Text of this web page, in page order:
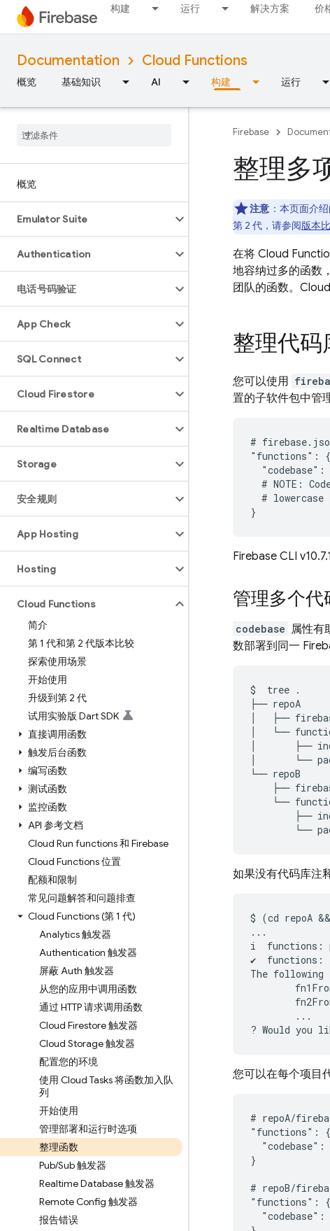
构建 运行 解决方案 价
Documentation Cloud Functions
概览 基础知识 AI 构建 运行
概览
Emulator Suite
Authentication
电话号码验证
App Check
SQL Connect
Cloud Firestore
Realtime Database
Storage
安全规则
App Hosting
Hosting
Cloud Functions
简介
第 1 代和第 2 代版本比较
探索使用场景
开始使用
升级到第 2 代
试用实验版 Dart SDK
直接调用函数
触发后台函数
编写函数
测试函数
监控函数
API 参考文档
Cloud Run functions 和 Firebase
Cloud Functions 位置
配额和限制
常见问题解答和问题排查
Cloud Functions (第 1 代)
Analytics 触发器
Authentication 触发器
屏蔽 Auth 触发器
从您的应用中调用函数
通过 HTTP 请求调用函数
Cloud Firestore 触发器
Cloud Storage 触发器
配置您的环境
使用 Cloud Tasks 将函数加入队
列
开始使用
管理部署和运行时选项
整理函数
Pub/Sub 触发器
Realtime Database 触发器
Remote Config 触发器
报告错误
Firebase
整理多
注意 ： 本页面介
第 2 代，请参阅版本
在将 Cloud
地容纳过多的函数
团队的函数。
整理代码
您可以使用
置的子软件包中管
#
"functions": {
"codebase":
# NOTE:
# lowercase
Firebase CLI
管理多个代
codebase 属性有
数部署到同一
$ tree .
├── repoA
├──
└──
├──
└──
└──
├──
└──
├──
└──
如果没有代码库注
$ (cd repoA &&
...
i
functions :
✔
functions :
The following
...
? Would you
您可以在每个项目
# repoA/
"functions": {
"codebase":
}
# repoB/
"functions": {
"codebase":